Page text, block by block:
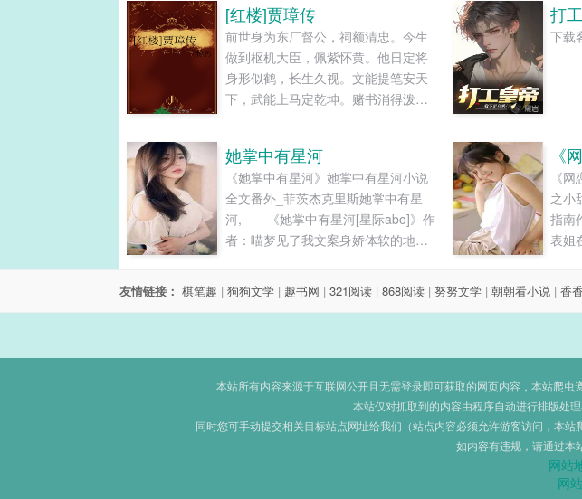
[红楼]贾璋传
前世身为东厂督公，祠额清忠。今生
做到枢机大臣，佩紫怀黄。他日定将
身形似鹤，长生久视。文能提笔安天
下，武能上马定乾坤。赌书消得泼茶
当他转世为邢夫人的儿子贾璋后，这
一切都将成为现实。排雷：1：女主是
黛玉，不喜欢黛玉女主的勿入。2：男
主是古代人穿红楼，不知道剧情，对
一些问题的看法就是纯古人观点。3：
项：1：作者三次元比较忙，不能保证
点自定义感谢，现在文案处统一感谢
打赏和灌溉营养液的读者。感谢大家
的支持与喜欢！...
打
下载
她掌中有星河
《她掌中有星河》她掌中有星河小说
全文番外_菲茨杰克里斯她掌中有星
河, 《她掌中有星河[星际abo]》作
者：喵梦见了我文案身娇体软的地球
加身娇体软的oga作者硬塞过去的却是
一个自强不息的〖女强剧本〗本文会
何融入星际时代，以及最后是否进化
成了‘本宇宙’的巅峰存在？【设定...
《
《
之小
指南
表姐
的
日
的实
是分
经
全服
第一
友情链接： 棋笔趣 | 狗狗文学 | 趣书网 | 321阅读 | 868阅读 | 努努文学 | 朝朝看小说 | 香
本站所有内容来源于互联网公开且无需登录即可获取的网页内容，本站爬
本站仅对抓取到的内容由程序自动进行排版处
同时您可手动提交相关目标站点网址给我们（站点内容必须允许游客访问，本
如内容有违规，请通过本
网站
网